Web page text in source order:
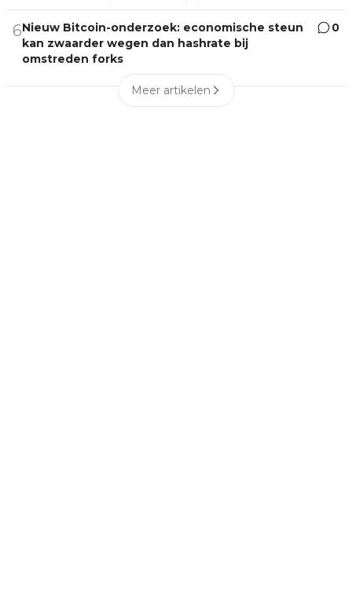
6Nieuw Bitcoin-onderzoek: economische steun
kan zwaarder wegen dan hashrate bij
omstreden forks
0
Meer artikelen